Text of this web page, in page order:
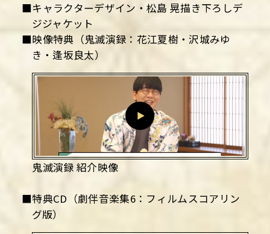
■キャラクターデザイン・松島 晃描き下ろしデ
ジジャケット
■映像特典（鬼滅演録：花江夏樹・沢城みゆ
き・逢坂良太）
鬼滅演録 紹介映像
■特典CD（劇伴音楽集6：フィルムスコアリン
グ版）